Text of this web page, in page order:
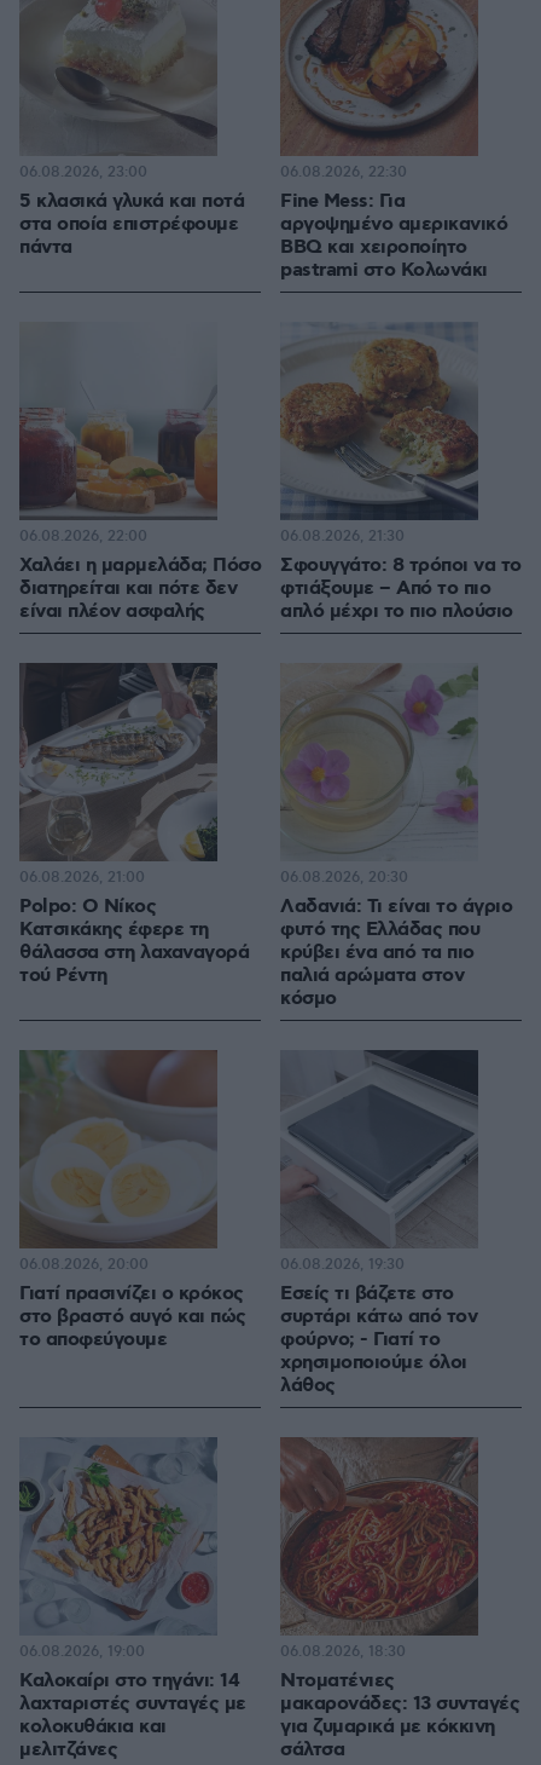
5 κλασικά γλυκά και ποτά
στα οποία επιστρέφουμε
πάντα
06.08.2026, 23:00
Fine Mess: Για
αργοψημένο αμερικανικό
BBQ και χειροποίητο
pastrami στο Κολωνάκι
06.08.2026, 22:30
Χαλάει η μαρμελάδα; Πόσο
διατηρείται και πότε δεν
είναι πλέον ασφαλής
06.08.2026, 22:00
Σφουγγάτο: 8 τρόποι να το
φτιάξουμε – Από το πιο
απλό μέχρι το πιο πλούσιο
06.08.2026, 21:30
Polpo: O Νίκος
Κατσικάκης έφερε τη
θάλασσα στη λαχαναγορά
τού Ρέντη
06.08.2026, 21:00
Λαδανιά: Τι είναι το άγριο
φυτό της Ελλάδας που
κρύβει ένα από τα πιο
παλιά αρώματα στον
κόσμο
06.08.2026, 20:30
Γιατί πρασινίζει ο κρόκος
στο βραστό αυγό και πώς
το αποφεύγουμε
06.08.2026, 20:00
Εσείς τι βάζετε στο
συρτάρι κάτω από τον
φούρνο; - Γιατί το
χρησιμοποιούμε όλοι
λάθος
06.08.2026, 19:30
Καλοκαίρι στο τηγάνι: 14
λαχταριστές συνταγές με
κολοκυθάκια και
μελιτζάνες
06.08.2026, 19:00
Ντοματένιες
μακαρονάδες: 13 συνταγές
για ζυμαρικά με κόκκινη
σάλτσα
06.08.2026, 18:30